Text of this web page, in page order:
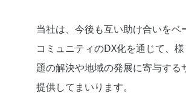
当社は、今後も互い助け合いをベ
コミュニティのDX化を通じて、
題の解決や地域の発展に寄与する
提供してまいります。